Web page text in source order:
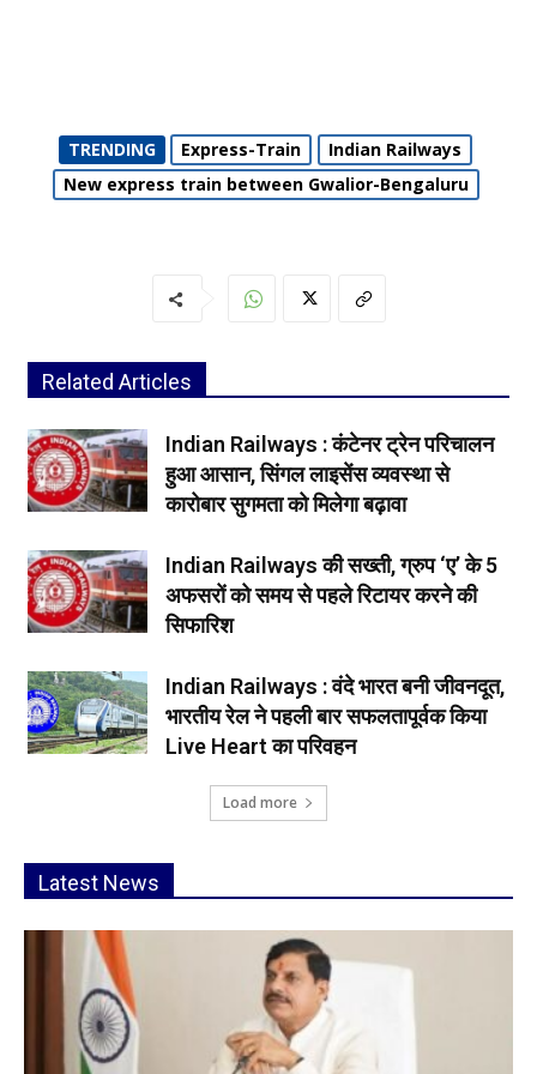
TRENDING Express-Train
Indian Railways
New express train between Gwalior-Bengaluru
Related Articles
Indian Railways : कंटेनर ट्रेन परिचालन
हुआ आसान, सिंगल लाइसेंस व्यवस्था से
कारोबार सुगमता को मिलेगा बढ़ावा
Indian Railways की सख्ती, ग्रुप ‘ए’ के 5
अफसरों को समय से पहले रिटायर करने की
सिफारिश
Indian Railways : वंदे भारत बनी जीवनदूत,
भारतीय रेल ने पहली बार सफलतापूर्वक किया
Live Heart का परिवहन
Load more
Latest News